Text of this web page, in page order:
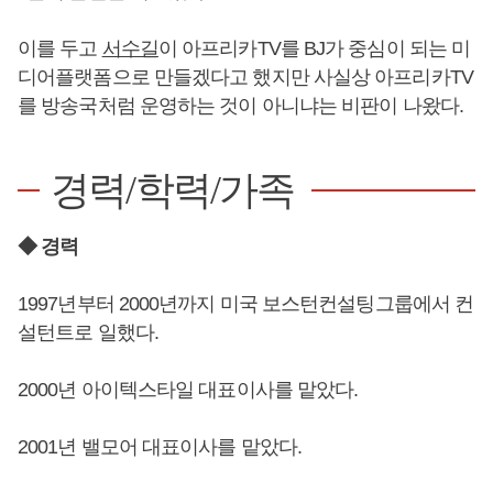
이를 두고 서수길이 아프리카TV를 BJ가 중심이 되는 미
디어플랫폼으로 만들겠다고 했지만 사실상 아프리카TV
를 방송국처럼 운영하는 것이 아니냐는 비판이 나왔다.
경력/학력/가족
◆ 경력
1997년부터 2000년까지 미국 보스턴컨설팅그룹에서 컨
설턴트로 일했다.
2000년 아이텍스타일 대표이사를 맡았다.
2001년 밸모어 대표이사를 맡았다.